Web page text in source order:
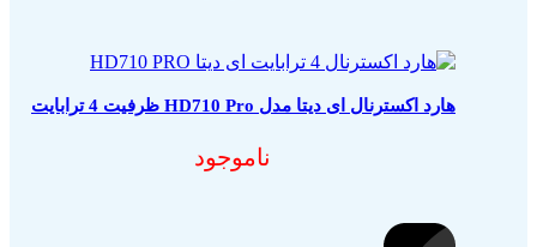
هارد اکسترنال ای دیتا مدل HD710 Pro ظرفیت 4 ترابایت
ناموجود